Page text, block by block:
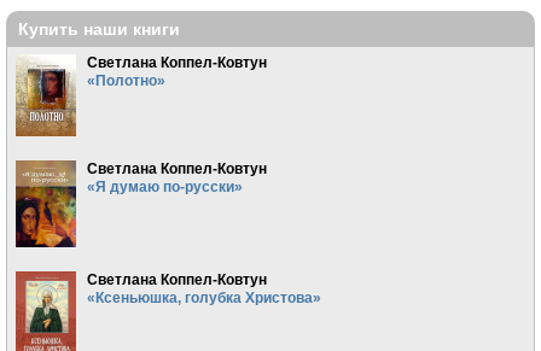
Купить наши книги
Светлана Коппел-Ковтун
«Полотно»
Светлана Коппел-Ковтун
«Я думаю по-русски»
Светлана Коппел-Ковтун
«Ксеньюшка, голубка Христова»